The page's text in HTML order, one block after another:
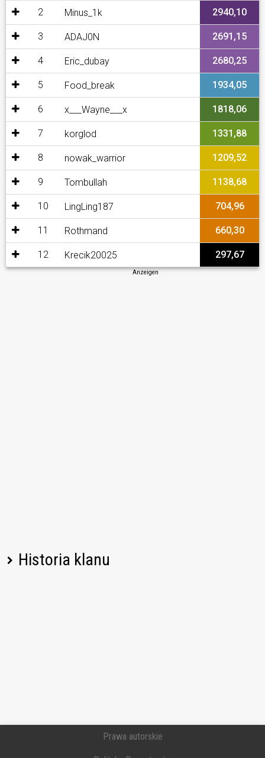
2 Minus_1k 2940,10
3 ADAJ0N 2691,15
4 Eric_dubay 2680,25
5 Food_break 1934,05
6 x___Wayne___x 1818,06
7 korglod 1331,88
8 nowak_warrior 1209,52
9 Tombullah 1138,68
10 LingLing187 704,96
11 Rothmand 660,30
12 Krecik20025 297,67
Anzeigen
Historia klanu
Prawa autorskie